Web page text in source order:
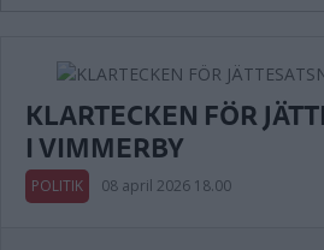
KLARTECKEN FÖR
I VIMMERBY
POLITIK 08 april 2026 18.00